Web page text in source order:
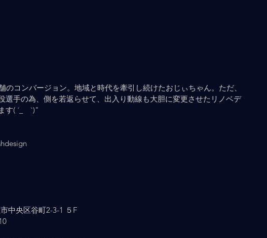
のコンバージョン。地域と時代を牽引し続けたおじぃちゃん。ただ、
選手の為、側を若返らせて、出入り動線も大胆に変更させたリノベデ
す( ´_ゝ`)"
中央区谷町2-3-1 ５F